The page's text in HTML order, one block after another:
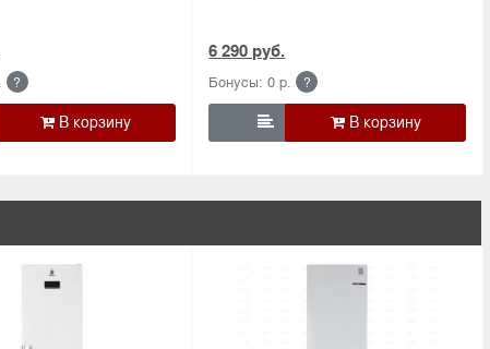
?
6 290 руб.
Бонусы: 0 р. ?
